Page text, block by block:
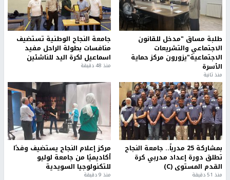
طلبة مساق "مدخل للقانون
الاجتماعي والتشريعات
الاجتماعية"يزورون مركز حماية
الأسرة
منذ ثانية
جامعة النجاح الوطنية تستضيف
منافسات بطولة الراحل مفيد
اسماعيل لكرة اليد للناشئين
منذ 48 دقيقة
بمشاركة 25 مدرباً.. جامعة النجاح
تطلق دورة إعداد مدربي كرة
القدم المستوى (C)
منذ 51 دقيقة
مركز إعلام النجاح يستضيف وفدًا
أكاديميًا من جامعة لوليو
للتكنولوجيا السويدية
منذ 9 دقيقة